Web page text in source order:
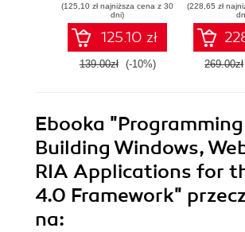
application
communication
and enhanced
security
(125,10 zł najniższa cena z 30
dni)
125.10 zł
139.00zł (-10%)
(228,65 zł
269.00zł
Ebooka
Building Windows,
RIA Applications for
4.0 Framework"
na: